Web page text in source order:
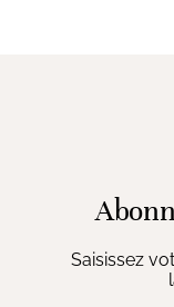
Saisissez